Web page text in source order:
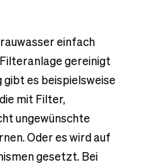
einfach
gereinigt
gibt es beispielsweise
mit Filter,
ungewünschte
Oder es wird auf
gesetzt. Bei